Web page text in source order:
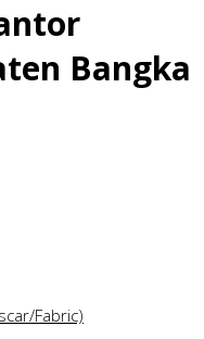
Bangka